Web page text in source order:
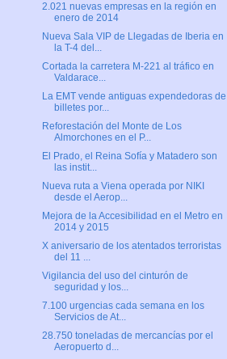
2.021 nuevas empresas en la región en
enero de 2014
Nueva Sala VIP de Llegadas de Iberia en
la T-4 del...
Cortada la carretera M-221 al tráfico en
Valdarace...
La EMT vende antiguas expendedoras de
billetes por...
Reforestación del Monte de Los
Almorchones en el P...
El Prado, el Reina Sofía y Matadero son
las instit...
Nueva ruta a Viena operada por NIKI
desde el Aerop...
Mejora de la Accesibilidad en el Metro en
2014 y 2015
X aniversario de los atentados terroristas
del 11 ...
Vigilancia del uso del cinturón de
seguridad y los...
7.100 urgencias cada semana en los
Servicios de At...
28.750 toneladas de mercancías por el
Aeropuerto d...